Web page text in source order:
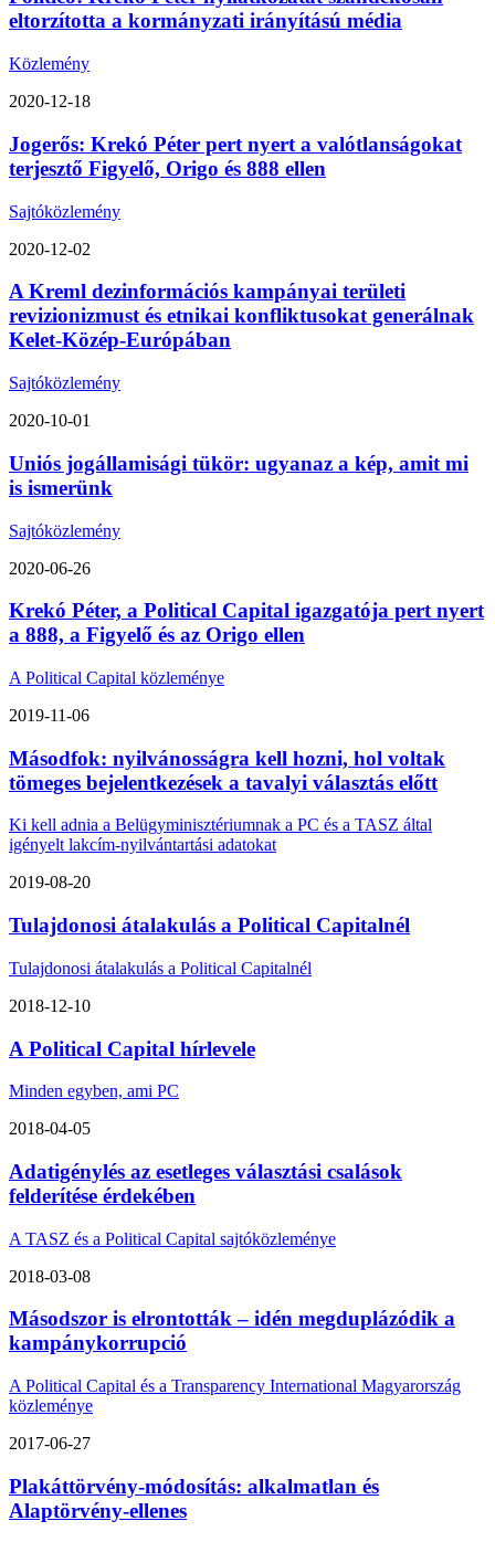
eltorzította a kormányzati irányítású média
Közlemény
2020-12-18
Jogerős: Krekó Péter pert nyert a valótlanságokat
terjesztő Figyelő, Origo és 888 ellen
Sajtóközlemény
2020-12-02
A Kreml dezinformációs kampányai területi
revizionizmust és etnikai konfliktusokat generálnak
Kelet-Közép-Európában
Sajtóközlemény
2020-10-01
Uniós jogállamisági tükör: ugyanaz a kép, amit mi
is ismerünk
Sajtóközlemény
2020-06-26
Krekó Péter, a Political Capital igazgatója pert nyert
a 888, a Figyelő és az Origo ellen
A Political Capital közleménye
2019-11-06
Másodfok: nyilvánosságra kell hozni, hol voltak
tömeges bejelentkezések a tavalyi választás előtt
Ki kell adnia a Belügyminisztériumnak a PC és a TASZ által
igényelt lakcím-nyilvántartási adatokat
2019-08-20
Tulajdonosi átalakulás a Political Capitalnél
Tulajdonosi átalakulás a Political Capitalnél
2018-12-10
A Political Capital hírlevele
Minden egyben, ami PC
2018-04-05
Adatigénylés az esetleges választási csalások
felderítése érdekében
A TASZ és a Political Capital sajtóközleménye
2018-03-08
Másodszor is elrontották – idén megduplázódik a
kampánykorrupció
A Political Capital és a Transparency International Magyarország
közleménye
2017-06-27
Plakáttörvény-módosítás: alkalmatlan és
Alaptörvény-ellenes